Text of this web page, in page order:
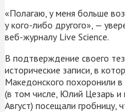
«Полагаю, у меня больше
у кого-либо другого», —
веб-журналу Live Science.
В подтверждение своего
исторические записи, в
Македонского похоронили
(в том числе, Юлий Цезарь и
Август) посещали гробницу,